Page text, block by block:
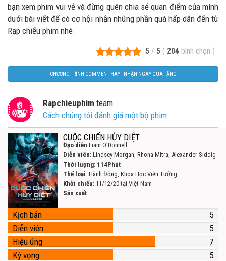
bạn xem phim vui vẻ và đừng quên chia sẻ quan điểm của mình
dưới bài viết để có cơ hội nhận những phần quà hấp dẫn đến từ
Rạp chiếu phim nhé.
5 / 5 ( 204 bình chọn )
CHƯƠNG TRÌNH COMMENT HAY - NHẬN NGAY QUÀ TẶNG
Rapchieuphim team
Cách chúng tôi đánh giá một bộ phim
CUỘC CHIẾN HỦY DIỆT
Đạo diễn:Liam O'Donnell
Diễn viên: Lindsey Morgan, Rhona Mitra, Alexander Siddig
Thời lượng: 114Phút
Thể loại: Hành Động, Khoa Học Viễn Tưởng
Khởi chiếu: 11/12/20 tại Việt Nam
Sản xuất:
Kịch bản
5
Diễn viên
5
Hiệu ứng
7
Kỳ vọng
5